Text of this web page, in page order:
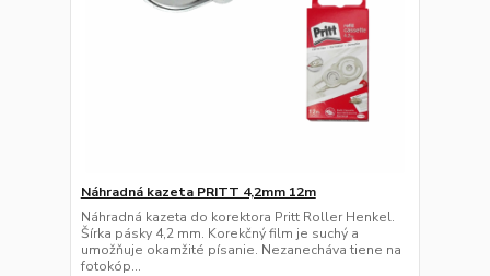
Náhradná kazeta PRITT 4,2mm 12m
Náhradná kazeta do korektora Pritt Roller Henkel.
Šírka pásky 4,2 mm. Korekčný film je suchý a
umožňuje okamžité písanie. Nezanecháva tiene na
fotokóp...